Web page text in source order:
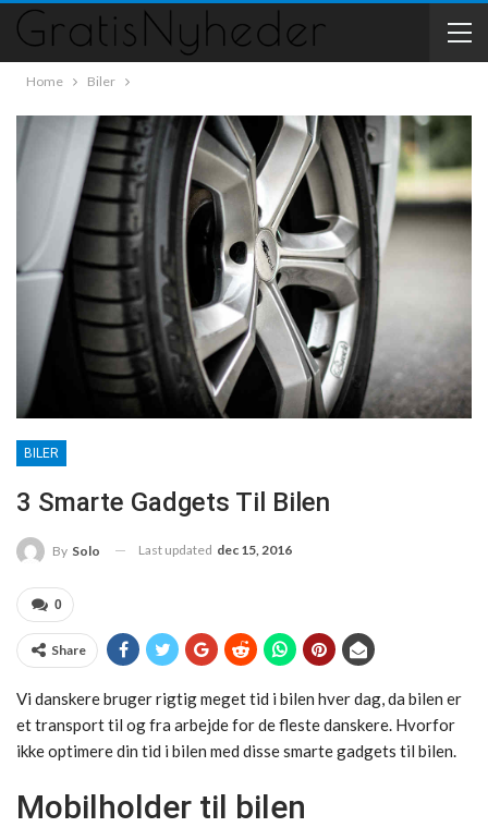
Home Biler
BILER
3 Smarte Gadgets Til Bilen
By Solo Last updated dec 15, 2016
0
Share
Vi danskere bruger rigtig meget tid i bilen hver dag, da bilen er
et transport til og fra arbejde for de fleste danskere. Hvorfor
ikke optimere din tid i bilen med disse smarte gadgets til bilen.
Mobilholder til bilen